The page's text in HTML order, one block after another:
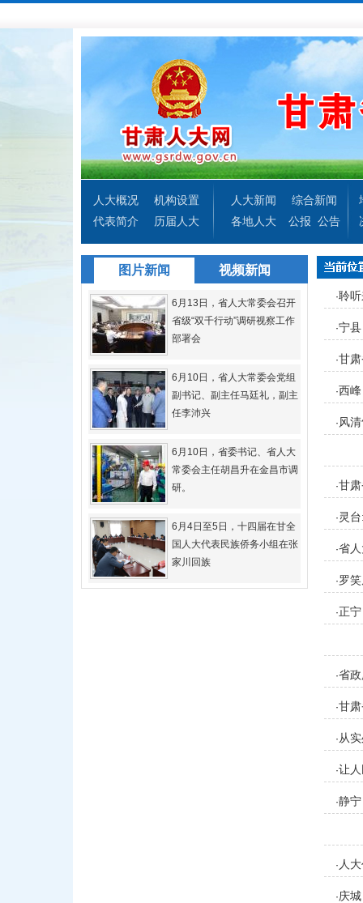
人大概况
机构设置
代表简介
历届人大
人大新闻
综合新闻
各地人大
公报 公告
图片新闻 视频新闻
6月13日，省人大常委会召开
省级“双千行动”调研视察工作
部署会
6月10日，省人大常委会党组
副书记、副主任马廷礼，副主
任李沛兴
6月10日，省委书记、省人大
常委会主任胡昌升在金昌市调
研。
6月4日至5日，十四届在甘全
国人大代表民族侨务小组在张
家川回族
·聆
·宁
·甘
·西
· 风
·甘
· 灵
·省
·罗
进行
·正
·省
·甘
· 从
·让
·静
· 人
·庆